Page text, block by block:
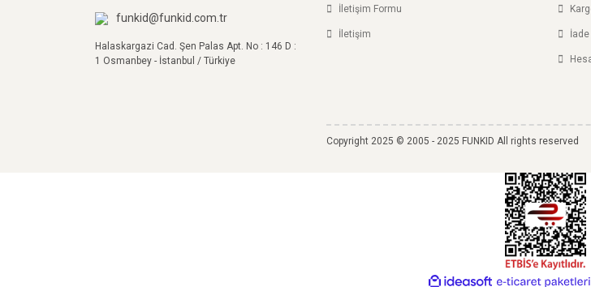
funkid@funkid.com.tr
Halaskargazi Cad. Şen Palas Apt. No : 146 D :
1 Osmanbey - İstanbul / Türkiye
İletişim Formu
İletişim İade
Copyright 2025 © 2005 - 2025 FUNKID All rights reserved
ideasoft